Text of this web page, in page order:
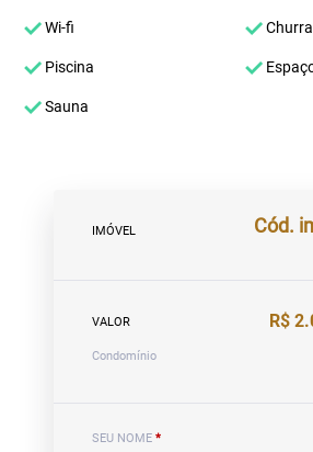
Wi-fi
Piscina
Sauna
IMÓVEL Cód.
VALOR R$
Condomínio
SEU NOME *